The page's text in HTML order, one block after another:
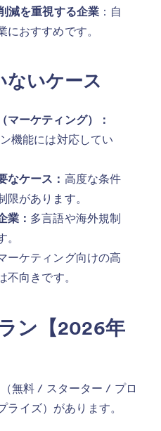
減を重視する企業 ：自
おすすめです。
いケース
マーケティング）：
機能には対応してい
なケース： 高度な条件
があります。
業： 多言語や海外規制
ーケティング向けの高
向きです。
ン【2026年
無料 / スターター / プロ
イズ）があります。